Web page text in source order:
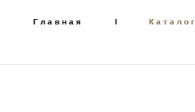
Главная I Каталог
Главная I Каталог